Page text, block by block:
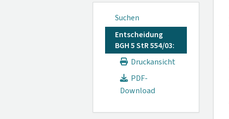
Suchen
Entscheidung
BGH 5 StR 554/03:
Druckansicht
PDF-
Download